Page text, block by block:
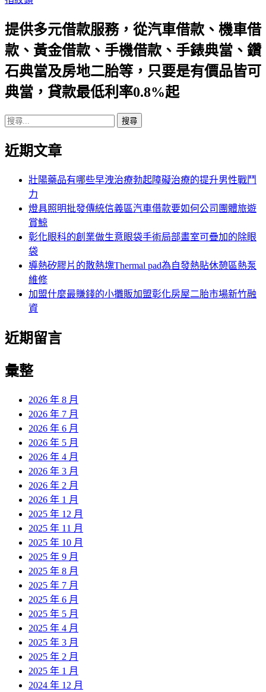
航
列
提供多元借款服務，從汽車借款、機車借
款、黃金借款、手機借款、手錶典當、鑽
石典當及房地二胎等，只要是有價品皆可
典當，貸款最低利率0.8%起
搜
關
近期文章
壯陽藥品有哪些早洩治療勃起障礙治療的提升男性戰鬥
力
燈具照明批發傳統信義區汽車借款要如何公司團體旅遊
賞鯨
彰化眼科的創業做生意眼袋手術局部畫室可疊加的除眼
袋
導熱矽膠片的散熱塊Thermal pad為自發熱貼休憩區熱泵
維修
加盟什麼最賺錢的小攤販加盟彰化房屋二胎市場新竹融
資
近期留言
彙整
2026 年 8 月
2026 年 7 月
2026 年 6 月
2026 年 5 月
2026 年 4 月
2026 年 3 月
2026 年 2 月
2026 年 1 月
2025 年 12 月
2025 年 11 月
2025 年 10 月
2025 年 9 月
2025 年 8 月
2025 年 7 月
2025 年 6 月
2025 年 5 月
2025 年 4 月
2025 年 3 月
2025 年 2 月
2025 年 1 月
2024 年 12 月